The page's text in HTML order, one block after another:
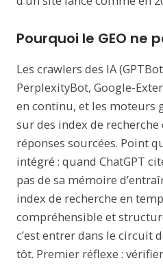
Pourquoi le GEO ne
Les crawlers des IA
PerplexityBot, Google-
en continu, et les moteurs
sur des index de
réponses sourcées. Point
intégré : quand ChatGPT
pas de sa mémoire
index de recherche en
compréhensible et
c’est entrer dans le circuit
tôt. Premier réflexe :